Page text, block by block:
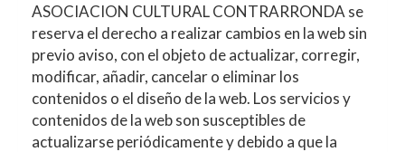
ASOCIACION CULTURAL CONTRARRONDA se
reserva el derecho a realizar cambios en la web sin
previo aviso, con el objeto de actualizar, corregir,
modificar, añadir, cancelar o eliminar los
contenidos o el diseño de la web. Los servicios y
contenidos de la web son susceptibles de
actualizarse periódicamente y debido a que la